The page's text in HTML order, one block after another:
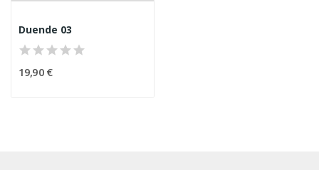
Duende 03
19,90 €